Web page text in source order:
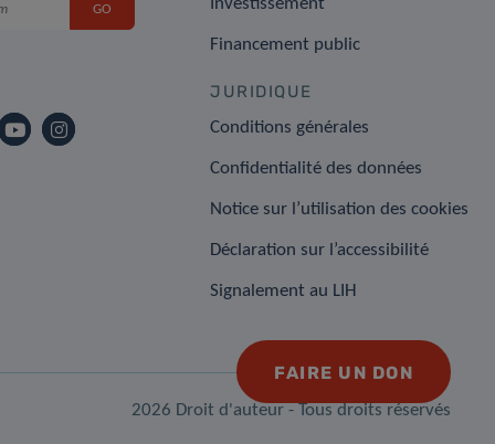
Investissement
Financement public
JURIDIQUE
Conditions générales
Confidentialité des données
Notice sur l’utilisation des cookies
Déclaration sur l’accessibilité
Signalement au LIH
2026 Droit d'auteur - Tous droits réservés
FAIRE UN DON